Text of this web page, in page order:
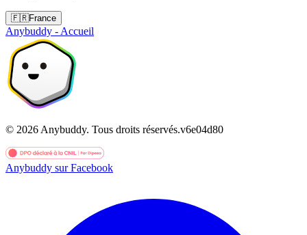
🇫🇷France
Anybuddy - Accueil
© 2026 Anybuddy. Tous droits réservés.v6e04d80
Anybuddy sur Facebook